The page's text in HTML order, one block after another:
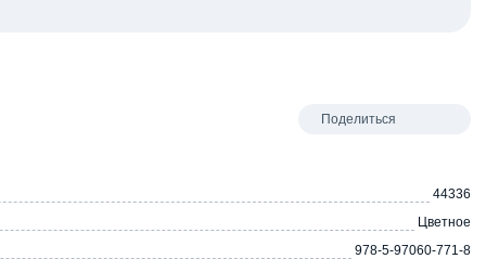
Поделиться
44336
Цветное
978-5-97060-771-8